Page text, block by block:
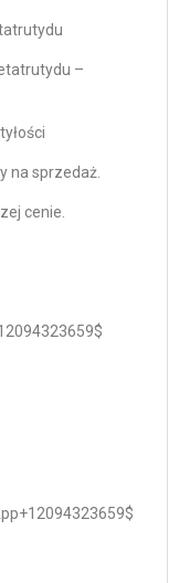
–
na sprzedaż.
cenie.